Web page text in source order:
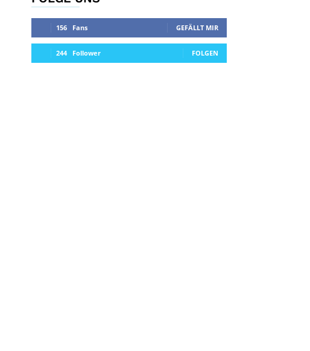
156 Fans GEFÄLLT MIR
244 Follower FOLGEN